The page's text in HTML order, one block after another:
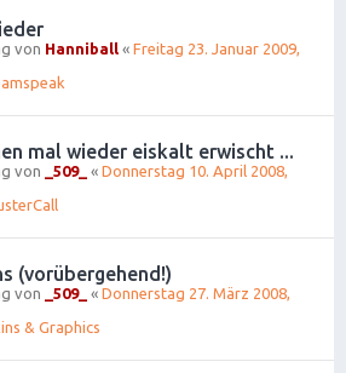
von Hanniball « Freitag 23. Januar 2009,
mal wieder eiskalt erwischt ...
von _509_ « Donnerstag 10. April 2008,
(vorübergehend!)
von _509_ « Donnerstag 27. März 2008,
& Graphics